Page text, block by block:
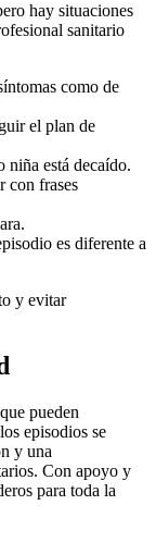
hay situaciones
sanitario
como de
el plan de
niña está decaído.
con frases
es diferente a
y evitar
pueden
episodios se
y una
Con apoyo y
para toda la